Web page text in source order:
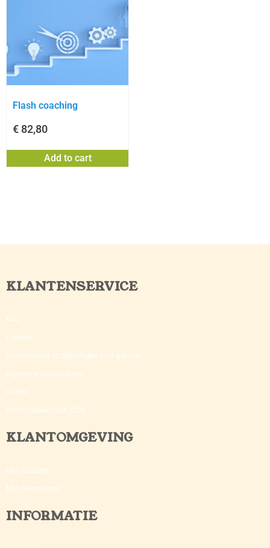
Flash coaching
€ 82,80
Add to cart
KLANTENSERVICE
FAQ
Contact
Voorwaarden en bepalingen voor gebruik
Algemene voorwaarden
Credits
©toolsvandecoach 2020
KLANTOMGEVING
Mijn account
Mijn bestellingen
INFORMATIE